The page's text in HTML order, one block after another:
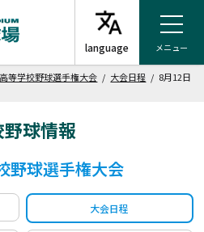
メニュー
等学校野球選手権大会 / 大会日程 / 8月12日
球情報
野球選手権大会
大会日程